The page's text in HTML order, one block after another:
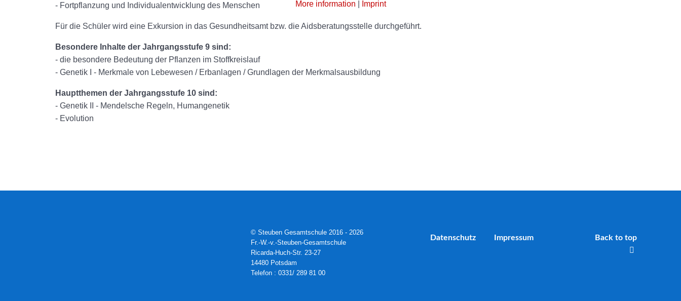
- Fortpflanzung und Individualentwicklung des Menschen
Für die Schüler wird eine Exkursion in das Gesundheitsamt bzw. die Aidsberatungsstelle durchgeführt.
Besondere Inhalte der Jahrgangsstufe 9 sind:
- die besondere Bedeutung der Pflanzen im Stoffkreislauf
- Genetik I - Merkmale von Lebewesen / Erbanlagen / Grundlagen der Merkmalsausbildung
Hauptthemen der Jahrgangsstufe 10 sind:
- Genetik II - Mendelsche Regeln, Humangenetik
- Evolution
© Steuben Gesamtschule 2016 - 2026
Fr.-W.-v.-Steuben-Gesamtschule
Ricarda-Huch-Str. 23-27
14480 Potsdam
Telefon : 0331/ 289 81 00
Datenschutz Impressum Back to top
More information
Imprint